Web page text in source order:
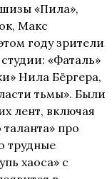
«Пила»,
Макс
году зрители
«Фаталь»
Нила Бёргера,
тьмы». Были
лент, включая
про
трудные
хаоса» с